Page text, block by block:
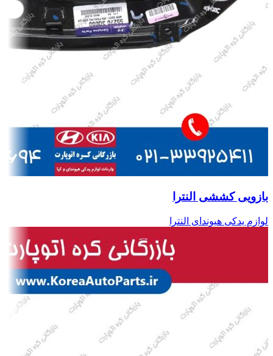
بازویی کششی النترا
لوازم یدکی هیوندای النترا